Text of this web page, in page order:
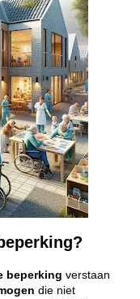
beperking verstaan
die niet